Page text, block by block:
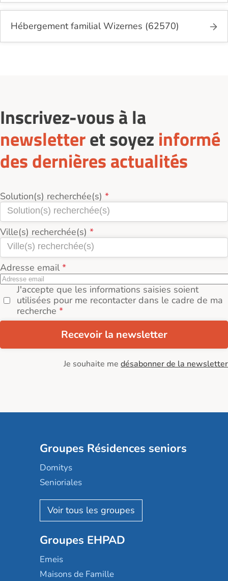
Hébergement familial Wizernes (62570)
Inscrivez-vous à la
newsletteret soyez informé
des dernières actualités
Solution(s) recherchée(s)
Ville(s) recherchée(s)
Adresse email
J'accepte que les informations saisies soient
utilisées pour me recontacter dans le cadre de ma
recherche
Recevoir la newsletter
Je souhaite me désabonner de la newsletter
Groupes Résidences seniors
Domitys
Senioriales
Nohée
Les Résidentiels
Mobicap
Domusvi
Happy Senior
Groupes EHPAD
Emeis
Maisons de Famille